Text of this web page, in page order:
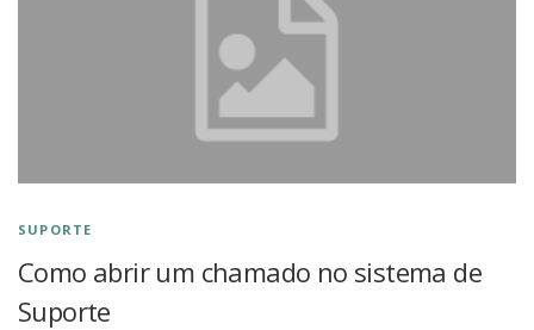
SUPORTE
Como abrir um chamado no sistema de
Suporte